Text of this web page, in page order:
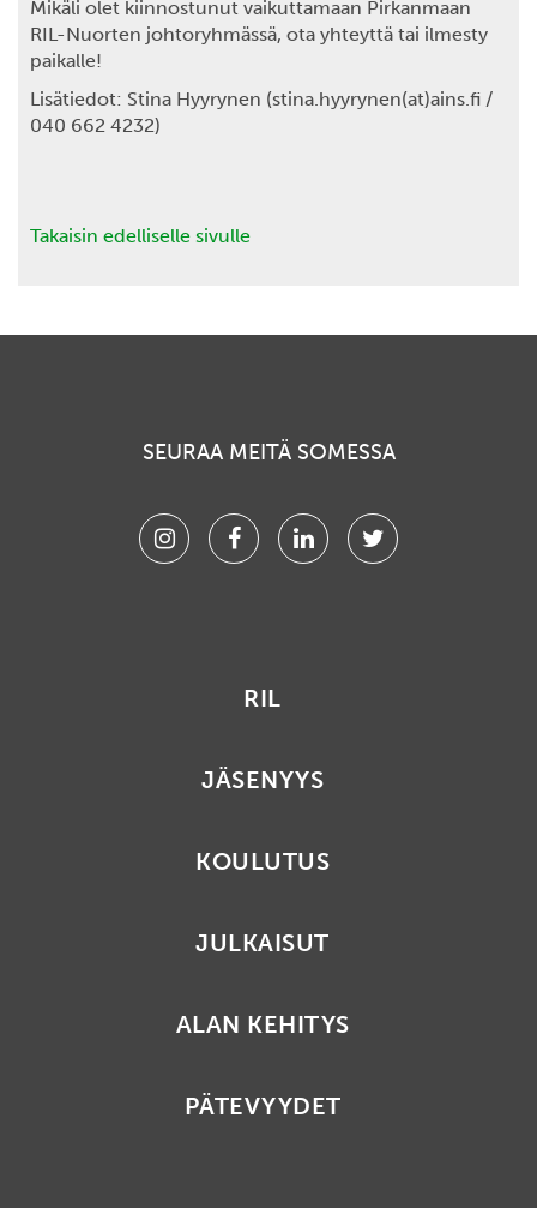
Mikäli olet kiinnostunut vaikuttamaan Pirkanmaan
RIL-Nuorten johtoryhmässä, ota yhteyttä tai ilmesty
paikalle!
Lisätiedot: Stina Hyyrynen (stina.hyyrynen(at)ains.fi /
040 662 4232)
Takaisin edelliselle sivulle
SEURAA MEITÄ SOMESSA
InstagramFacebookLinkedinTwitter
RIL
JÄSENYYS
KOULUTUS
JULKAISUT
ALAN KEHITYS
PÄTEVYYDET